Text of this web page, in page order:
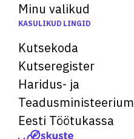
Minu valikud
KASULIKUD LINGID
Kutsekoda
Kutseregister
Haridus- ja
Teadusministeerium
Eesti Töötukassa